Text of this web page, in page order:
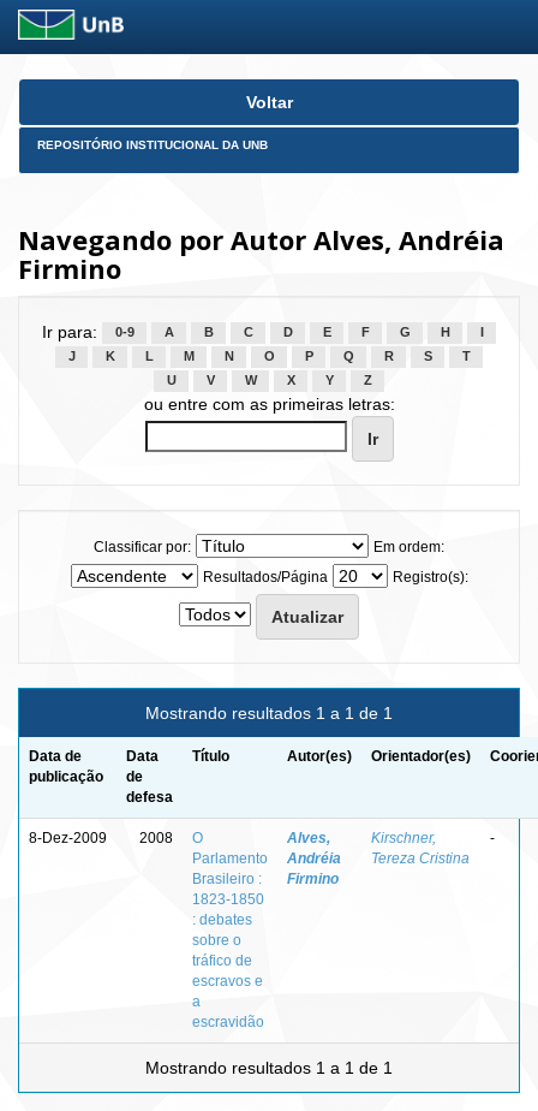
Skip
Voltar
REPOSITÓRIO INSTITUCIONAL DA UNB
Navegando por Autor Alves, Andréia
Firmino
Ir para: 0-9 A B C D E F G H
J
K L M N O P Q R S
T
U
V W X Y Z
ou entre com as primeiras letras:
Classificar por:
Em ordem:
Resultados/Página
Registro(s):
Mostrando resultados 1 a 1 de 1
Data de
publicação
Data
de
defesa
Título Autor(es) Orientador(es)
8-Dez-2009 2008
O
Parlamento
Brasileiro :
1823-1850
: debates
sobre o
tráfico de
escravos e
a
escravidão
Alves,
Andréia
Firmino
Kirschner,
Tereza Cristina
-
Mostrando resultados 1 a 1 de 1